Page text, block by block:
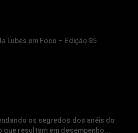
Lubes em Foco – Edição 85
os segredos dos anéis do
que resultam em desempenho...